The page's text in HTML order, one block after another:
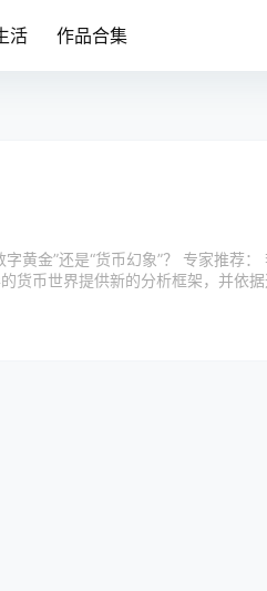
活 作品合集
黄金”还是“货币幻象”？ 专家推荐
货币世界提供新的分析框架，并依